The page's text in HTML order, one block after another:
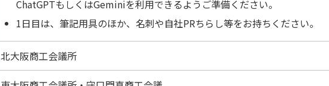
ChatGPTもしくはGeminiを利用できるようご準備ください。
1日目は、筆記用具のほか、名刺や自社PRちらし等をお持ちください。
北大阪商工会議所